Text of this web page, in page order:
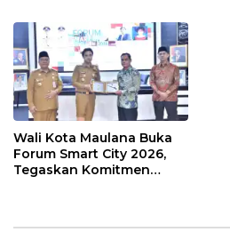
Wali Kota Maulana Buka
Forum Smart City 2026,
Tegaskan Komitmen